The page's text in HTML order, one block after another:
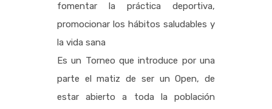
fomentar la práctica deportiva,
promocionar los hábitos saludables y
la vida sana
Es un Torneo que introduce por una
parte el matiz de ser un Open, de
estar abierto a toda la población